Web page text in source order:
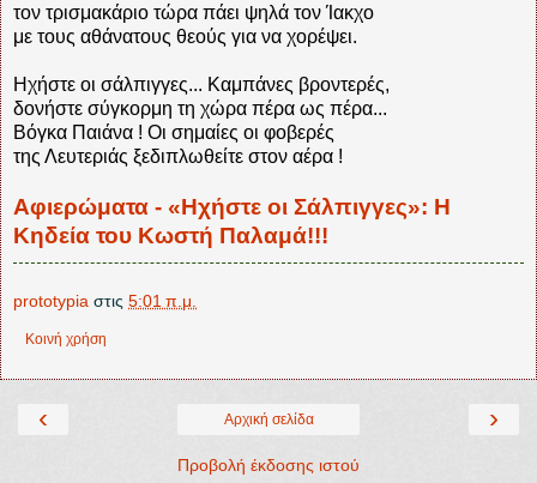
τον τρισμακάριο τώρα πάει ψηλά τον Ίακχο
με τους αθάνατους θεούς για να χορέψει.
Ηχήστε οι σάλπιγγες... Καμπάνες βροντερές,
δονήστε σύγκορμη τη χώρα πέρα ως πέρα...
Βόγκα Παιάνα ! Οι σημαίες οι φοβερές
της Λευτεριάς ξεδιπλωθείτε στον αέρα !
Αφιερώματα - «Ηχήστε οι Σάλπιγγες»: Η
Κηδεία του Κωστή Παλαμά!!!
prototypia στις 5:01 π.μ.
Κοινή χρήση
‹ ›
Αρχική σελίδα
Προβολή έκδοσης ιστού